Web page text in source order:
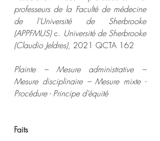
professeurs de la Faculté de médecine
de l'Université de Sherbrooke
(APPFMUS) c. Université de Sherbrooke
(Claudio Jeldres), 2021 QCTA 162
Plainte – Mesure administrative –
Mesure disciplinaire – Mesure mixte -
Procédure - Principe d’équité
Faits